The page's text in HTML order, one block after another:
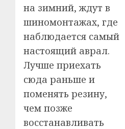
на зимний, ждут в
шиномонтажах, где
наблюдается самый
настоящий аврал.
Лучше приехать
сюда раньше и
поменять резину,
чем позже
восстанавливать